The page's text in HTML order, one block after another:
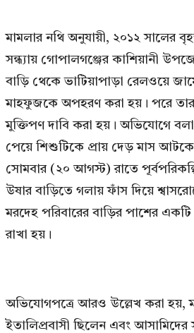
মামলার নথি অনুযায়ী, ২০১২ সালের
সন্ধ্যায় গোপালগঞ্জের কাশিয়ানী
বাড়ি থেকে ভাটিয়াপাড়া রেলওয়ে
মাহফুজকে অপহরণ করা হয়। পরে তার
মুক্তিপণ দাবি করা হয়। অভিযোগে বলা
পেয়ে শিশুটিকে প্রায় দেড় মাস
সোমবার (২০ আগস্ট) রাতে
উষার বাড়িতে গলায় ফাঁস দিয়ে
মরদেহ পরিবারের বাড়ির পাশের
রাখা হয়।
অভিযোগপত্রে আরও উল্লেখ করা হয়,
ইতালিপ্রবাসী ছিলেন এবং আসামিদের